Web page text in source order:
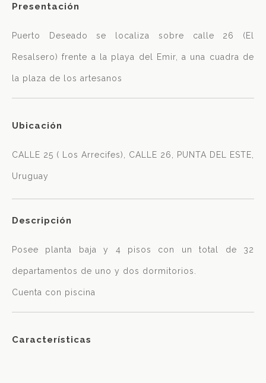
Presentación
Puerto Deseado se localiza sobre calle 26 (El
Resalsero) frente a la playa del Emir, a una cuadra de
la plaza de los artesanos
Ubicación
CALLE 25 ( Los Arrecifes), CALLE 26, PUNTA DEL ESTE,
Uruguay
Descripción
Posee planta baja y 4 pisos con un total de 32
departamentos de uno y dos dormitorios.
Cuenta con piscina
Características